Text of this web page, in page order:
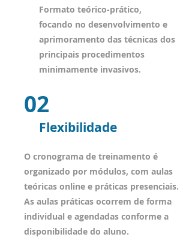
Formato teórico-prático,
focando no desenvolvimento e
aprimoramento das técnicas dos
principais procedimentos
minimamente invasivos.
02
Flexibilidade
O cronograma de treinamento é
organizado por módulos, com aulas
teóricas online e práticas presenciais.
As aulas práticas ocorrem de forma
individual e agendadas conforme a
disponibilidade do aluno.